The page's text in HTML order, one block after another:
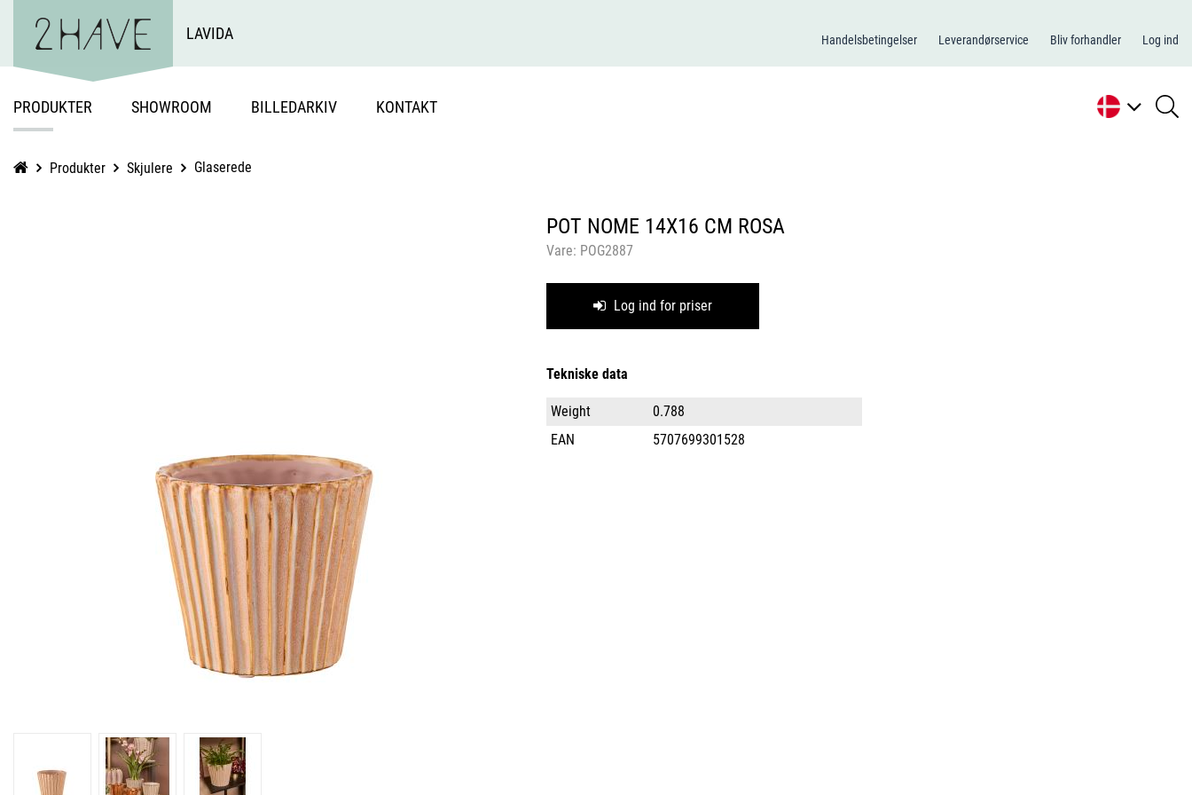
LAVIDA Handelsbetingelser Leverandørservice Bliv forhandler Log ind
PRODUKTER SHOWROOM BILLEDARKIV KONTAKT
Produkter Skjulere Glaserede
POT NOME 14X16 CM ROSA
Vare: POG2887
Log ind for priser
Tekniske data
Weight
0.788
EAN
5707699301528